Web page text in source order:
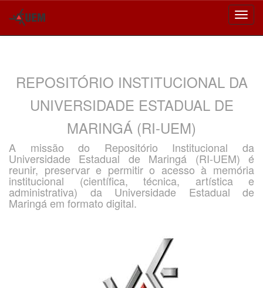
REPOSITÓRIO INSTITUCIONAL DA
UNIVERSIDADE ESTADUAL DE
MARINGÁ (RI-UEM)
A missão do Repositório Institucional da
Universidade Estadual de Maringá (RI-UEM) é
reunir, preservar e permitir o acesso à memória
institucional (científica, técnica, artística e
administrativa) da Universidade Estadual de
Maringá em formato digital.